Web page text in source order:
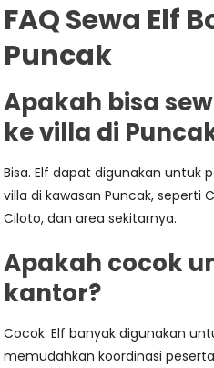
FAQ Sewa Elf
Puncak
Apakah bisa
ke villa di
Bisa. Elf dapat digunakan untuk
villa di kawasan Puncak, seperti
Ciloto, dan area sekitarnya.
Apakah cocok
kantor?
Cocok. Elf banyak digunakan
memudahkan koordinasi